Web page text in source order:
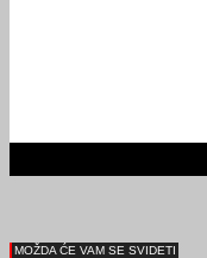
MOŽDA ĆE VAM SE SVIDETI